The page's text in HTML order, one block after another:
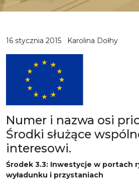
16 stycznia 2015 Karolina Dołhy
Numer i nazwa osi
Środki służące
interesowi.
Środek 3.3: Inwestycje w portach
wyładunku i przystaniach